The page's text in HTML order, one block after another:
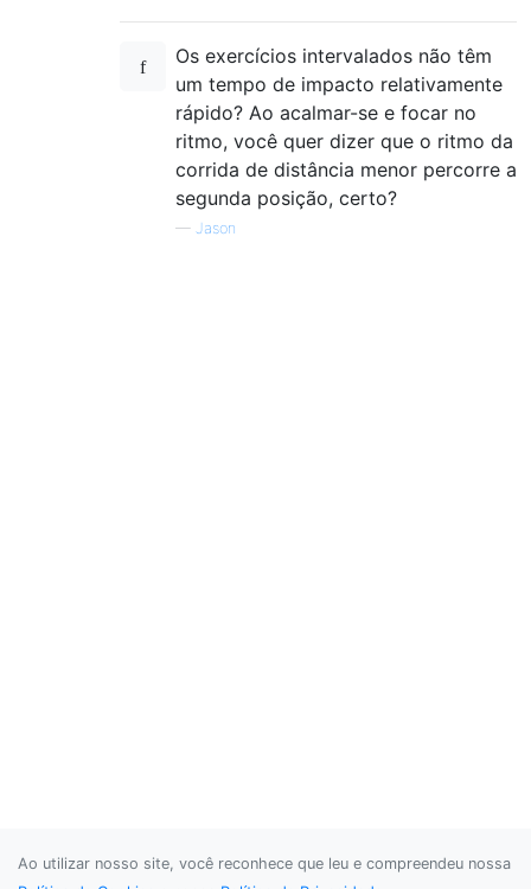
Os exercícios intervalados não têm
um tempo de impacto relativamente
rápido? Ao acalmar-se e focar no
ritmo, você quer dizer que o ritmo da
corrida de distância menor percorre a
segunda posição, certo?
— Jason
Ao utilizar nosso site, você reconhece que leu e compreendeu nossa